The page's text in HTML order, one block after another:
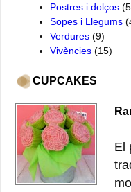
Postres i dolços
Sopes i Llegums
Verdures (9)
Vivències (15)
CUPCAKES
El